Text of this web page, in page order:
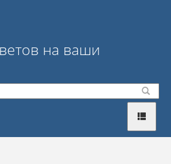
на ваши